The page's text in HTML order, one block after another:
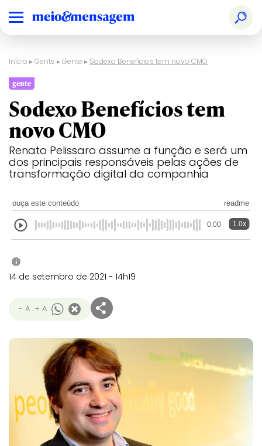
Início ▸Gente ▸Gente ▸ Sodexo Benefícios tem novo CMO
gente
Sodexo Benefícios tem
novo CMO
Renato Pelissaro assume a função e será um
dos principais responsáveis pelas ações de
transformação digital da companhia
ouça este conteúdo readme
0:00 1.0x
i
14 de setembro de 2021 - 14h19
- A + A